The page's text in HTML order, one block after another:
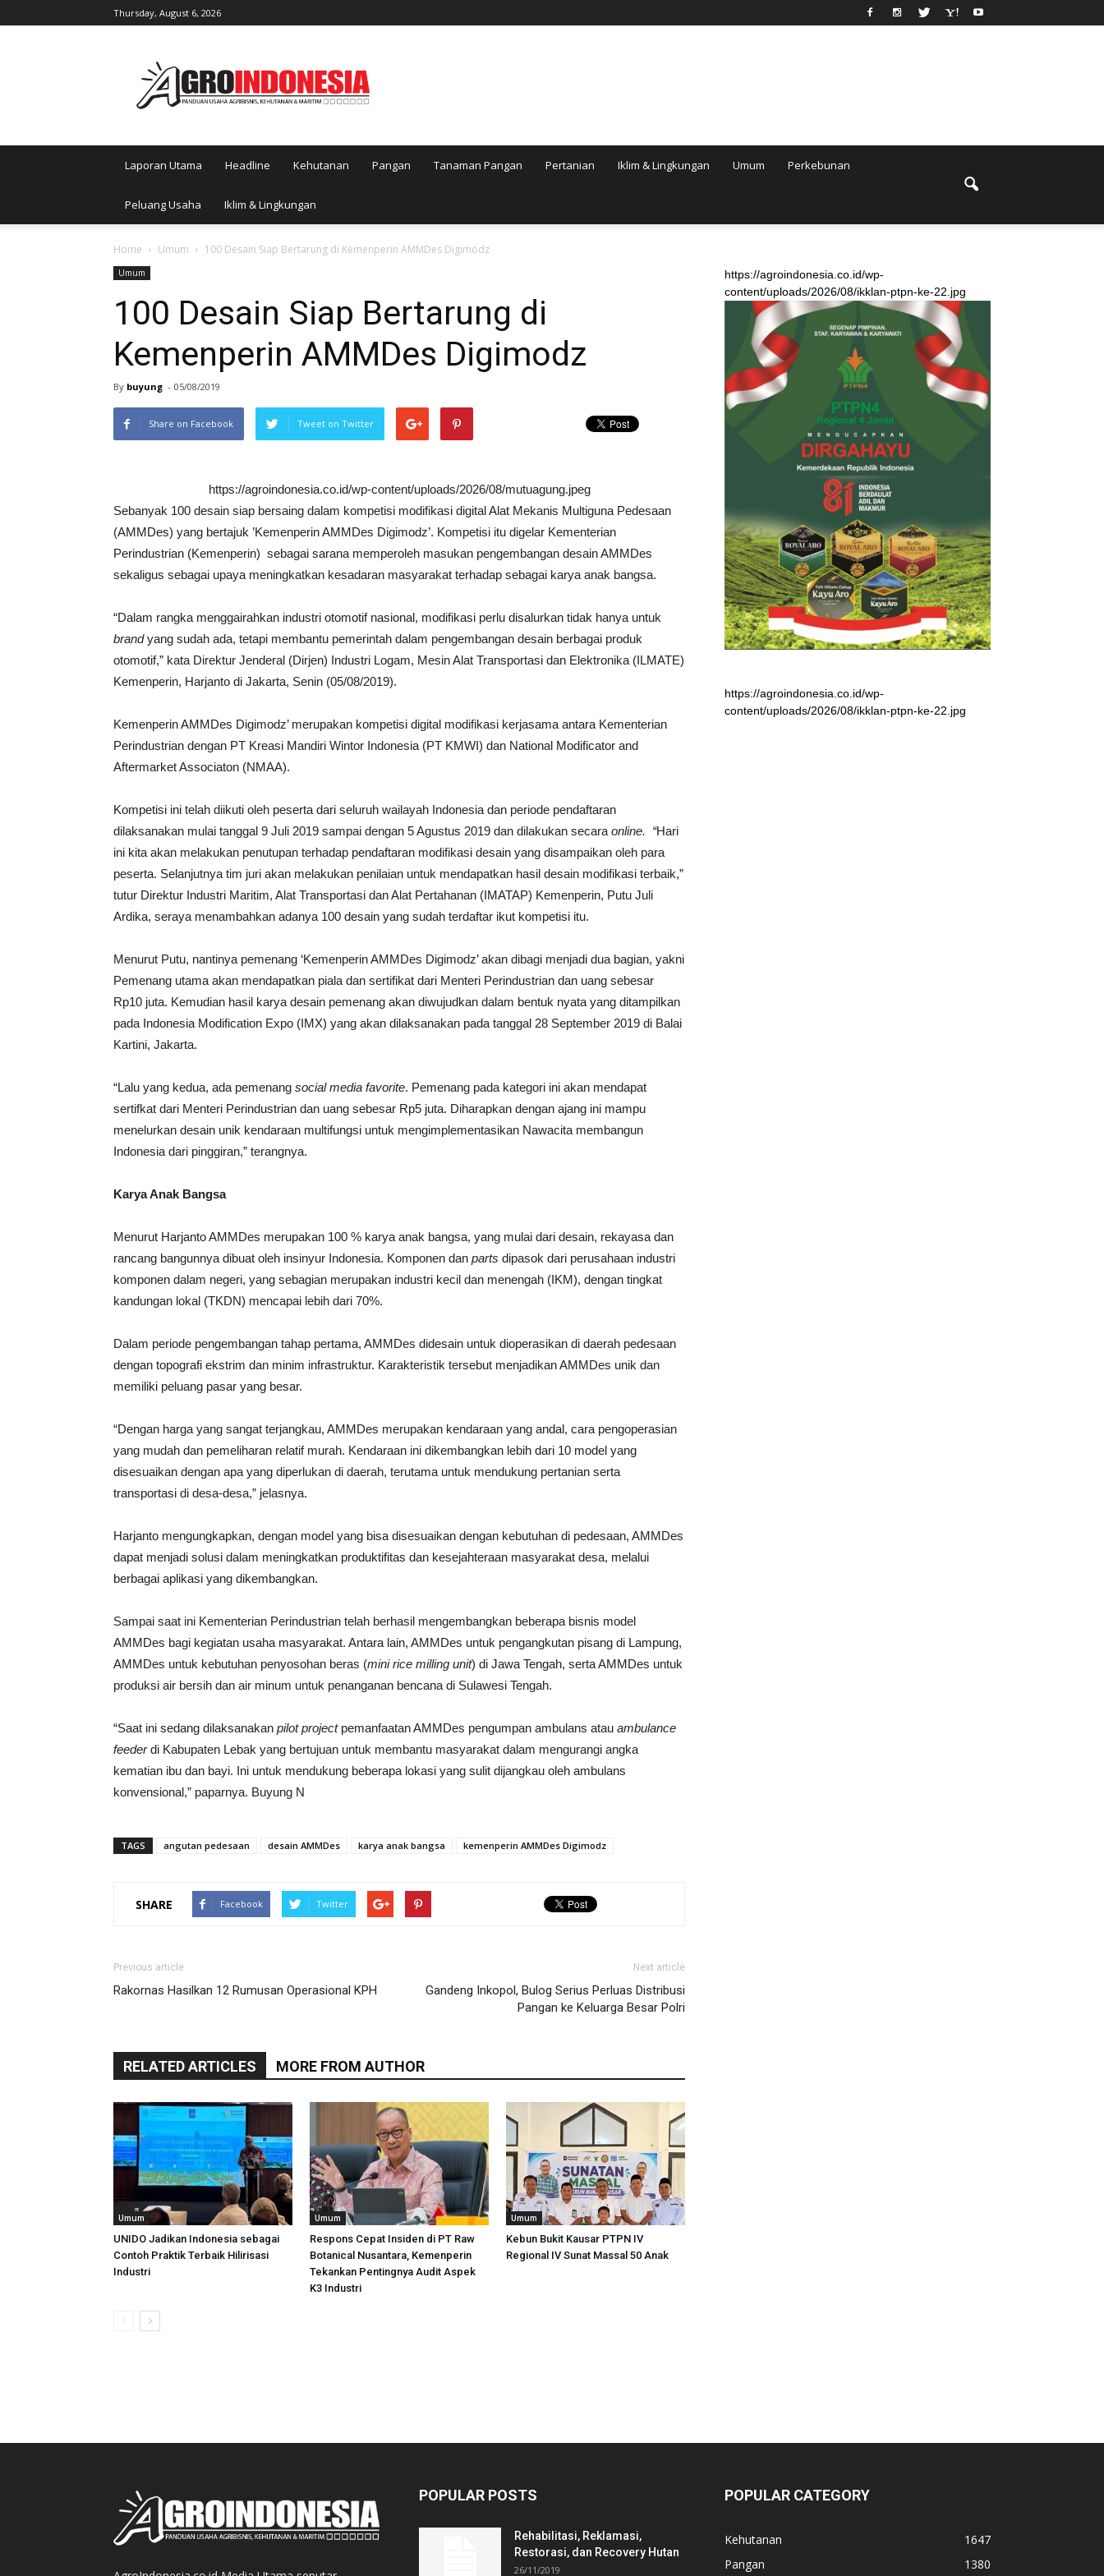
Thursday, August 6, 2026
Laporan Utama Headline Kehutanan Pangan Tanaman Pangan Pertanian Iklim & Lingkungan Umum Perkebunan
Peluang Usaha Iklim & Lingkungan
Home Umum 100 Desain Siap Bertarung di Kemenperin AMMDes Digimodz
Umum
100 Desain Siap Bertarung di
Kemenperin AMMDes Digimodz
By buyung - 05/08/2019
Share on Facebook Tweet on Twitter
https://agroindonesia.co.id/wp-content/uploads/2026/08/mutuagung.jpeg
Sebanyak 100 desain siap bersaing dalam kompetisi modifikasi digital Alat Mekanis Multiguna Pedesaan
(AMMDes) yang bertajuk ’Kemenperin AMMDes Digimodz’. Kompetisi itu digelar Kementerian
Perindustrian (Kemenperin) sebagai sarana memperoleh masukan pengembangan desain AMMDes
sekaligus sebagai upaya meningkatkan kesadaran masyarakat terhadap sebagai karya anak bangsa.
“Dalam rangka menggairahkan industri otomotif nasional, modifikasi perlu disalurkan tidak hanya untuk
brandyang sudah ada, tetapi membantu pemerintah dalam pengembangan desain berbagai produk
otomotif,” kata Direktur Jenderal (Dirjen) Industri Logam, Mesin Alat Transportasi dan Elektronika (ILMATE)
Kemenperin, Harjanto di Jakarta, Senin (05/08/2019).
Kemenperin AMMDes Digimodz’ merupakan kompetisi digital modifikasi kerjasama antara Kementerian
Perindustrian dengan PT Kreasi Mandiri Wintor Indonesia (PT KMWI) dan National Modificator and
Aftermarket Associaton (NMAA).
Kompetisi ini telah diikuti oleh peserta dari seluruh wailayah Indonesia dan periode pendaftaran
dilaksanakan mulai tanggal 9 Juli 2019 sampai dengan 5 Agustus 2019 dan dilakukan secara online. “Hari
ini kita akan melakukan penutupan terhadap pendaftaran modifikasi desain yang disampaikan oleh para
peserta. Selanjutnya tim juri akan melakukan penilaian untuk mendapatkan hasil desain modifikasi terbaik,”
tutur Direktur Industri Maritim, Alat Transportasi dan Alat Pertahanan (IMATAP) Kemenperin, Putu Juli
Ardika, seraya menambahkan adanya 100 desain yang sudah terdaftar ikut kompetisi itu.
Menurut Putu, nantinya pemenang ‘Kemenperin AMMDes Digimodz’ akan dibagi menjadi dua bagian, yakni
Pemenang utama akan mendapatkan piala dan sertifikat dari Menteri Perindustrian dan uang sebesar
Rp10 juta. Kemudian hasil karya desain pemenang akan diwujudkan dalam bentuk nyata yang ditampilkan
pada Indonesia Modification Expo (IMX) yang akan dilaksanakan pada tanggal 28 September 2019 di Balai
Kartini, Jakarta.
“Lalu yang kedua, ada pemenang social media favorite. Pemenang pada kategori ini akan mendapat
sertifkat dari Menteri Perindustrian dan uang sebesar Rp5 juta. Diharapkan dengan ajang ini mampu
menelurkan desain unik kendaraan multifungsi untuk mengimplementasikan Nawacita membangun
Indonesia dari pinggiran,” terangnya.
Karya Anak Bangsa
Menurut Harjanto AMMDes merupakan 100 % karya anak bangsa, yang mulai dari desain, rekayasa dan
rancang bangunnya dibuat oleh insinyur Indonesia. Komponen dan parts dipasok dari perusahaan industri
komponen dalam negeri, yang sebagian merupakan industri kecil dan menengah (IKM), dengan tingkat
kandungan lokal (TKDN) mencapai lebih dari 70%.
Dalam periode pengembangan tahap pertama, AMMDes didesain untuk dioperasikan di daerah pedesaan
dengan topografi ekstrim dan minim infrastruktur. Karakteristik tersebut menjadikan AMMDes unik dan
memiliki peluang pasar yang besar.
“Dengan harga yang sangat terjangkau, AMMDes merupakan kendaraan yang andal, cara pengoperasian
yang mudah dan pemeliharan relatif murah. Kendaraan ini dikembangkan lebih dari 10 model yang
disesuaikan dengan apa yang diperlukan di daerah, terutama untuk mendukung pertanian serta
transportasi di desa-desa,” jelasnya.
Harjanto mengungkapkan, dengan model yang bisa disesuaikan dengan kebutuhan di pedesaan, AMMDes
dapat menjadi solusi dalam meningkatkan produktifitas dan kesejahteraan masyarakat desa, melalui
berbagai aplikasi yang dikembangkan.
Sampai saat ini Kementerian Perindustrian telah berhasil mengembangkan beberapa bisnis model
AMMDes bagi kegiatan usaha masyarakat. Antara lain, AMMDes untuk pengangkutan pisang di Lampung,
AMMDes untuk kebutuhan penyosohan beras (mini rice milling unit) di Jawa Tengah, serta AMMDes untuk
produksi air bersih dan air minum untuk penanganan bencana di Sulawesi Tengah.
“Saat ini sedang dilaksanakan pilot project pemanfaatan AMMDes pengumpan ambulans atau ambulance
feederdi Kabupaten Lebak yang bertujuan untuk membantu masyarakat dalam mengurangi angka
kematian ibu dan bayi. Ini untuk mendukung beberapa lokasi yang sulit dijangkau oleh ambulans
konvensional,” paparnya. Buyung N
TAGS angutan pedesaan desain AMMDes karya anak bangsa kemenperin AMMDes Digimodz
SHARE Facebook Twitter
Previous article
Rakornas Hasilkan 12 Rumusan Operasional KPH
Next article
Gandeng Inkopol, Bulog Serius Perluas Distribusi
Pangan ke Keluarga Besar Polri
RELATED ARTICLES MORE FROM AUTHOR
Umum
UNIDO Jadikan Indonesia sebagai
Contoh Praktik Terbaik Hilirisasi
Industri
Umum
Respons Cepat Insiden di PT Raw
Botanical Nusantara, Kemenperin
Tekankan Pentingnya Audit Aspek
K3 Industri
Umum
Kebun Bukit Kausar PTPN IV
Regional IV Sunat Massal 50 Anak
https://agroindonesia.co.id/wp-
content/uploads/2026/08/ikklan-ptpn-ke-22.jpg
https://agroindonesia.co.id/wp-
content/uploads/2026/08/ikklan-ptpn-ke-22.jpg
POPULAR POSTS
Rehabilitasi, Reklamasi,
Restorasi, dan Recovery Hutan
26/11/2019
POPULAR CATEGORY
Kehutanan
1647
Pangan
1380